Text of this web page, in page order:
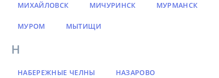
МИХАЙЛОВСК МИЧУРИНСК МУРМАНСК
МУРОМ МЫТИЩИ
Н
НАБЕРЕЖНЫЕ ЧЕЛНЫ НАЗАРОВО